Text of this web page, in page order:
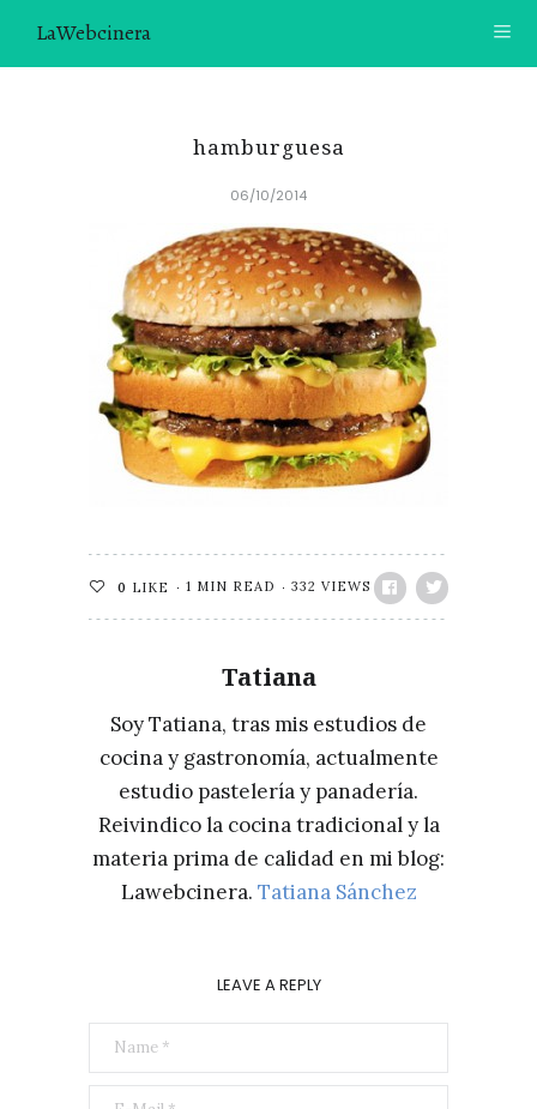
LaWebcinera
¿TE GUSTARÍA UNIRTE A NUESTRA AVENTURA GASTRON
ÚNETE A LA NEWSLETTER
RECOMENDACIONES
hamburguesa
06/10/2014
0 LIKE 1 MIN READ 332 VIEWS
Tatiana
Soy Tatiana, tras mis estudios de
cocina y gastronomía, actualmente
estudio pastelería y panadería.
Reivindico la cocina tradicional y la
materia prima de calidad en mi blog:
Lawebcinera. Tatiana Sánchez
LEAVE A REPLY